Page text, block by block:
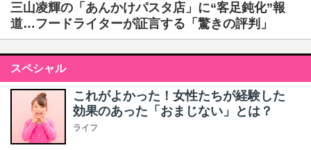
三山凌輝の「あんかけパスタ店」に“客足鈍化”報
道…フードライターが証言する「驚きの評判」
スペシャル
これがよかった！女性たちが経験した
効果のあった「おまじない」とは？
ライフ